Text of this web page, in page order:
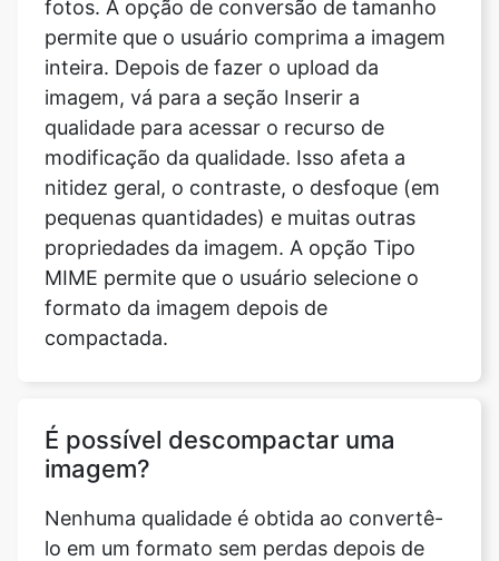
qualidade para acessar o recurso de
modificação da qualidade. Isso afeta a
nitidez geral, o contraste, o desfoque (em
pequenas quantidades) e muitas outras
propriedades da imagem. A opção Tipo
MIME permite que o usuário selecione o
formato da imagem depois de
compactada.
É possível descompactar uma
Nenhuma qualidade é obtida ao convertê-
lo em um formato sem perdas depois de
compactado. A compressão com perdas,
por definição, descarta informações que
nunca podem ser recuperadas. Isso indica